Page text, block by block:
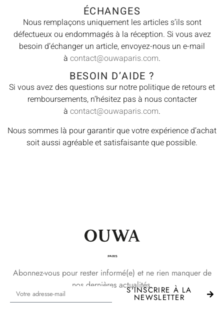
ÉCHANGES
Nous remplaçons uniquement les articles s’ils sont
défectueux ou endommagés à la réception. Si vous avez
besoin d’échanger un article, envoyez-nous un e-mail
à contact@ouwaparis.com.
BESOIN D’AIDE ?
Si vous avez des questions sur notre politique de retours et
remboursements, n’hésitez pas à nous contacter
à contact@ouwaparis.com.
Nous sommes là pour garantir que votre expérience d’achat
soit aussi agréable et satisfaisante que possible.
Abonnez-vous pour rester informé(e) et ne rien manquer de
nos dernières actualités.S'INSCRIRE À LA
NEWSLETTER